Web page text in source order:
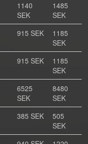
1140
SEK
1485
SEK
915 SEK
1185
SEK
915 SEK
1185
SEK
6525
SEK
8480
SEK
385 SEK
505
SEK